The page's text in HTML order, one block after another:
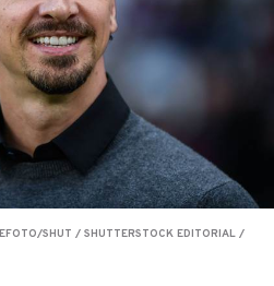
SHUT / SHUTTERSTOCK EDITORIAL /